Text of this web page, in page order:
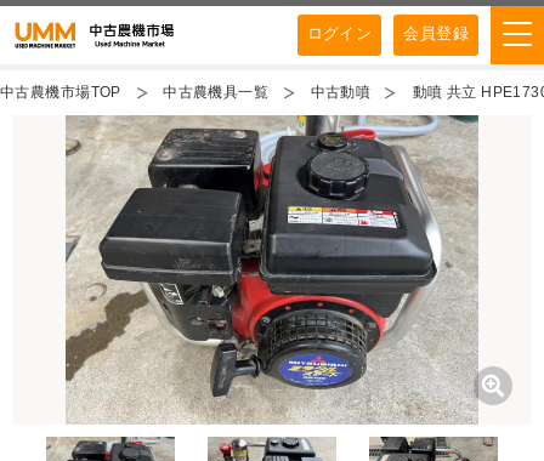
ログイン 会員登録
中古農機市場TOP 中古農機具一覧 中古動噴 動噴 共立